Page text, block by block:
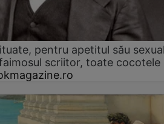
pentru apetitul său
scriitor, toate cocotele